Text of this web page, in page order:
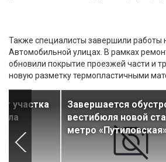
Также специалисты завершили работы
Автомобильной улицах. В рамках
обновили покрытие проезжей части и
новую разметку термопластичными
участка
Завершается
вестибюля новой
метро